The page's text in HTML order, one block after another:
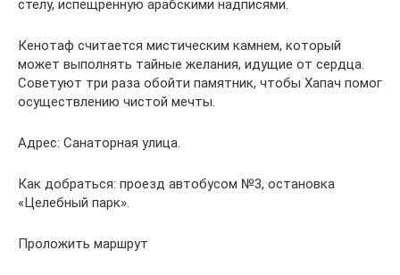
стелу, испещренную арабскими надписями.
Кенотаф считается мистическим камнем, который
может выполнять тайные желания, идущие от сердца.
Советуют три раза обойти памятник, чтобы Хапач помог
осуществлению чистой мечты.
Адрес: Санаторная улица.
Как добраться: проезд автобусом №3, остановка
«Целебный парк».
Проложить маршрут